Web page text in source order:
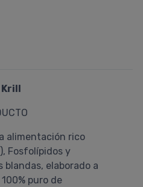
alimentación rico
Fosfolípidos y
elaborado a
100% puro de